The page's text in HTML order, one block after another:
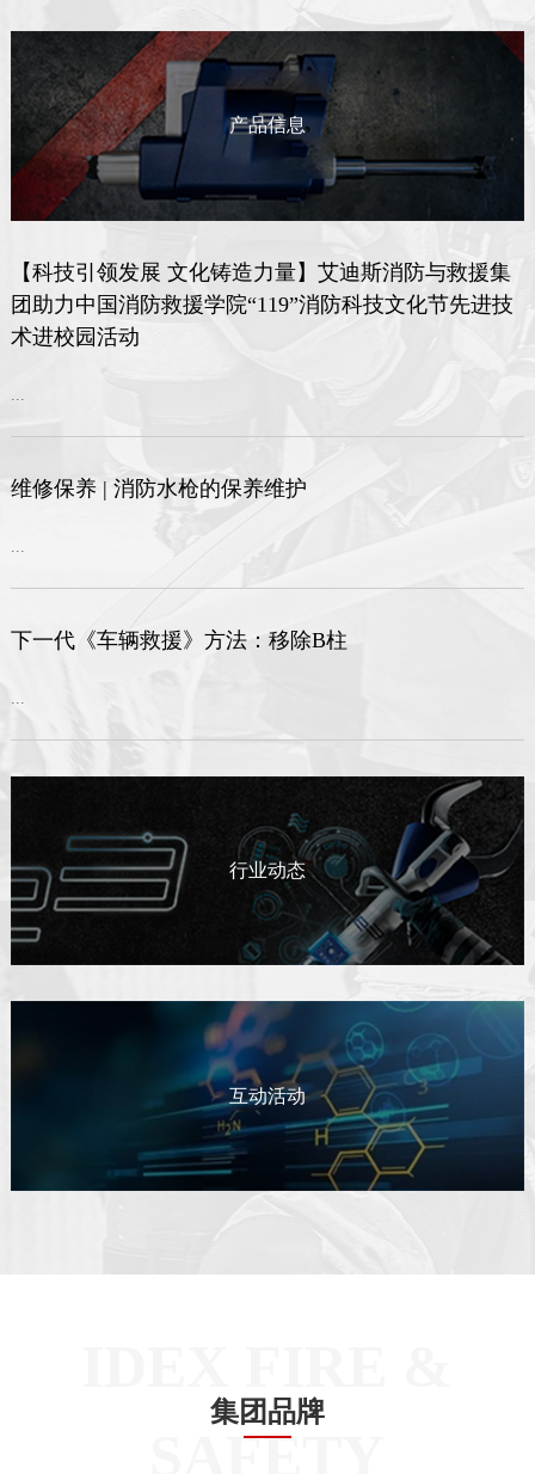
产品信息
【科技引领发展 文化铸造力量】艾迪斯消防与救援集
团助力中国消防救援学院“119”消防科技文化节先进技
术进校园活动
维修保养 | 消防水枪的保养维护
下一代《车辆救援》方法：移除B柱
行业动态
互动活动
SAFETY
集团品牌